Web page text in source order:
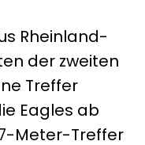
Rheinland-
der zweiten
Treffer
Eagles ab
Meter-Treffer